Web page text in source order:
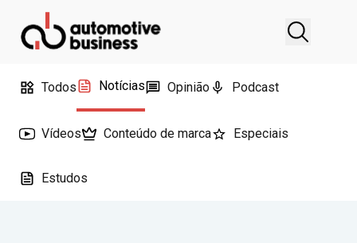
Todos Notícias Opinião Podcast
Vídeos Conteúdo de marca Especiais
Estudos